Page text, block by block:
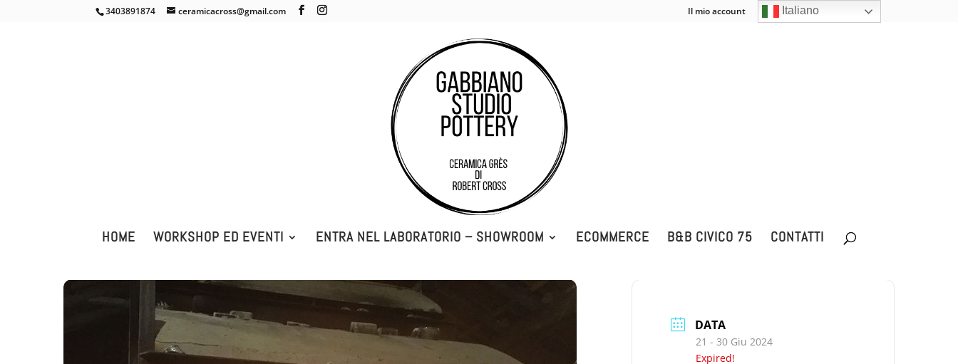
3403891874 ceramicacross@gmail.com Il mio account Carrello 0 Elementi
HOME WORKSHOP ED EVENTI ENTRA NEL LABORATORIO – SHOWROOM ECOMMERCE B&B CIVICO 75 CONTATTI
DATA
21 - 30 Giu 2024
Expired!
Italiano